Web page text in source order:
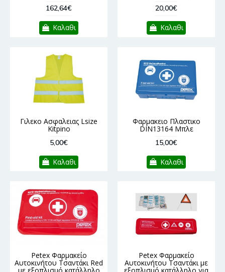
162,64€
Καλαθι
20,00€
Καλαθι
Γιλεκo Ασφαλειας Lsize
Kitpino
5,00€
Καλαθι
Φαρμακειο Πλαστικο
DIN13164 Μπλε
15,00€
Καλαθι
Petex Φαρμακείο
Αυτοκινήτου Τσαντάκι Red
με εξοπλισμό κατάλληλο
Petex Φαρμακείο
Αυτοκινήτου Τσαντάκι με
εξοπλισμό κατάλληλο για